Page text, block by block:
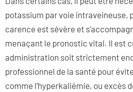
potassium par voie intraveineuse,
carence est sévère et
menaçant le pronostic vital. Il est
administration soit strictement
professionnel de la santé pour
comme l’hyperkaliémie, ou excès